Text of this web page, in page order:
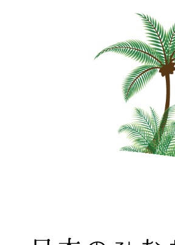
日本のひなた 宮崎県